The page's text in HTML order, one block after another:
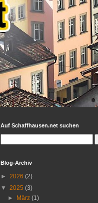
Auf Schaffhausen.net suchen
Blog-Archiv
► 2026 (2)
▼ 2025 (3)
►
März(1)